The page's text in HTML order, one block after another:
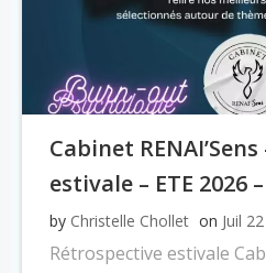
Cabinet
estivale – ETE 2026
by Christelle Chollet on Juil 22
Rétrospective estivale